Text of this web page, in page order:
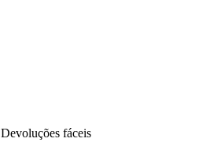
Devoluções fáceis